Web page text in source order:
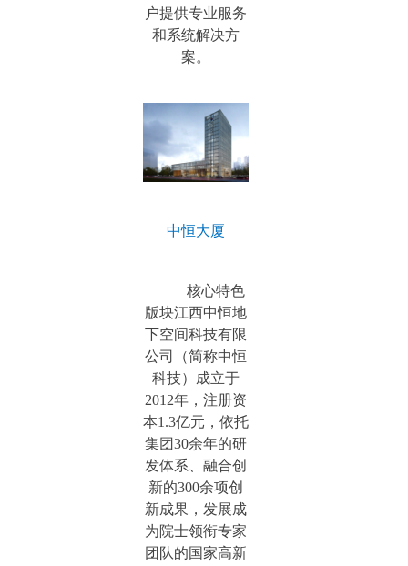
户提供专业服务
和系统解决方
案。
中恒大厦
核心特色
版块江西中恒地
下空间科技有限
公司（简称中恒
科技）成立于
2012年，注册资
本1.3亿元，依托
集团30余年的研
发体系、融合创
新的300余项创
新成果，发展成
为院士领衔专家
团队的国家高新